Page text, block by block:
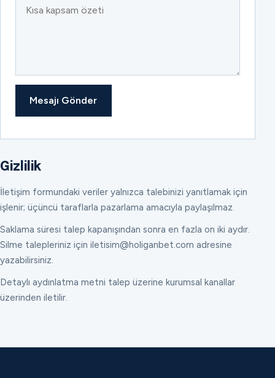
Mesajı Gönder
Gizlilik
İletişim formundaki veriler yalnızca talebinizi yanıtlamak için
işlenir; üçüncü taraflarla pazarlama amacıyla paylaşılmaz.
Saklama süresi talep kapanışından sonra en fazla on iki aydır.
Silme talepleriniz için iletisim@holiganbet.com adresine
yazabilirsiniz.
Detaylı aydınlatma metni talep üzerine kurumsal kanallar
üzerinden iletilir.